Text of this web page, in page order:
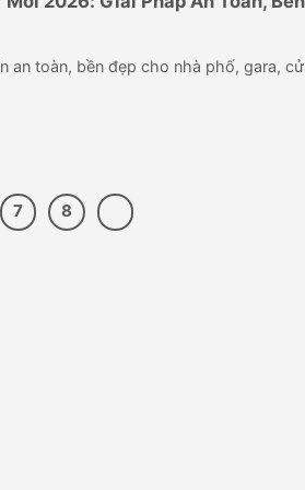
an toàn, bền đẹp cho nhà phố, gara,
7 8